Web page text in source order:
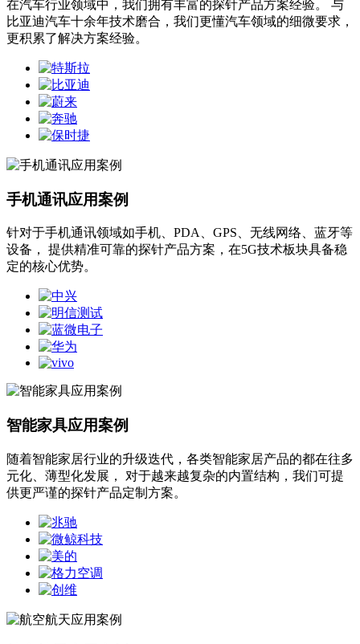
在汽车行业领域中，我们拥有丰富的探针产品方案经验。 与
比亚迪汽车十余年技术磨合，我们更懂汽车领域的细微要求，
更积累了解决方案经验。
手机通讯应用案例
针对于手机通讯领域如手机、PDA、GPS、无线网络、蓝牙等
设备， 提供精准可靠的探针产品方案，在5G技术板块具备稳
定的核心优势。
智能家具应用案例
随着智能家居行业的升级迭代，各类智能家居产品的都在往多
元化、薄型化发展， 对于越来越复杂的内置结构，我们可提
供更严谨的探针产品定制方案。